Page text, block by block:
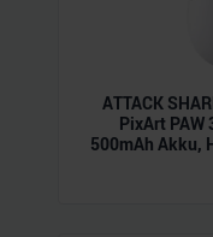
ATTACK
PixArt PAW
500mAh Akku,